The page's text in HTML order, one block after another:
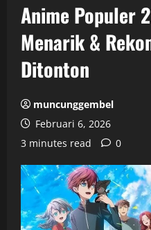
Anime Populer
Menarik &
Ditonton
muncunggembel
Februari 6, 2026
3 minutes read
0